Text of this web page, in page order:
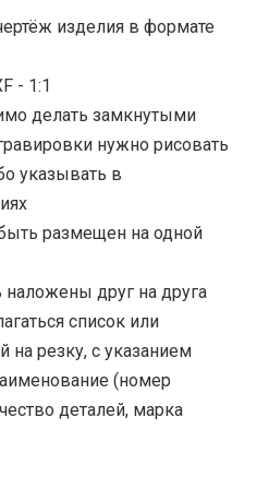
изделия в формате
- 1:1
делать замкнутыми
нужно рисовать
указывать в
размещен на одной
друг на друга
список или
на резку, с указанием
(номер
деталей, марка